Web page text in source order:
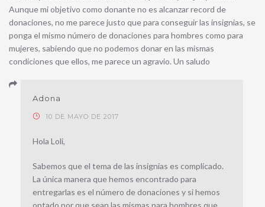
Aunque mi objetivo como donante no es alcanzar record de
donaciones, no me parece justo que para conseguir las insignias, se
ponga el mismo número de donaciones para hombres como para
mujeres, sabiendo que no podemos donar en las mismas
condiciones que ellos, me parece un agravio. Un saludo
Adona
10 DE MAYO DE 2017
Hola Loli,
Sabemos que el tema de las insignias es complicado.
La única manera que hemos encontrado para
entregarlas es el número de donaciones y si hemos
optado por que sean las mismas para hombres que